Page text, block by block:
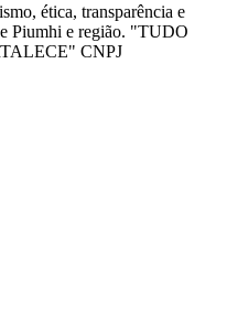
ética, transparência e
Piumhi e região. "TUDO
CNPJ